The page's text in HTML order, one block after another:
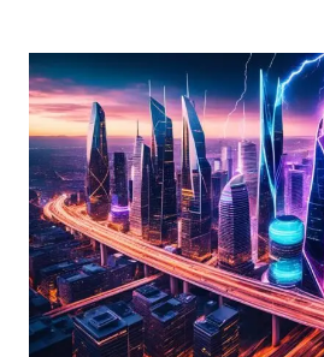
何
推
動
香
港
創
新
科
技
發
展